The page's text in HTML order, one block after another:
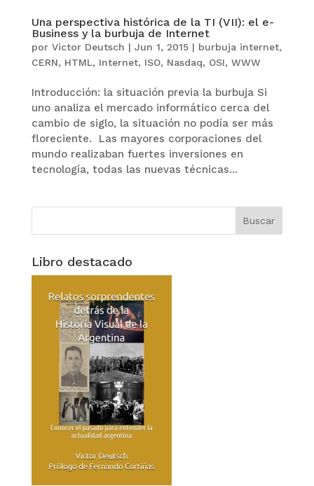
Una perspectiva histórica de la TI (VII): el e-
Business y la burbuja de Internet
por Victor Deutsch | Jun 1, 2015| burbuja internet,
CERN, HTML, Internet, ISO, Nasdaq, OSI, WWW
Introducción: la situación previa la burbuja Si
uno analiza el mercado informático cerca del
cambio de siglo, la situación no podía ser más
floreciente. Las mayores corporaciones del
mundo realizaban fuertes inversiones en
tecnología, todas las nuevas técnicas...
Libro destacado